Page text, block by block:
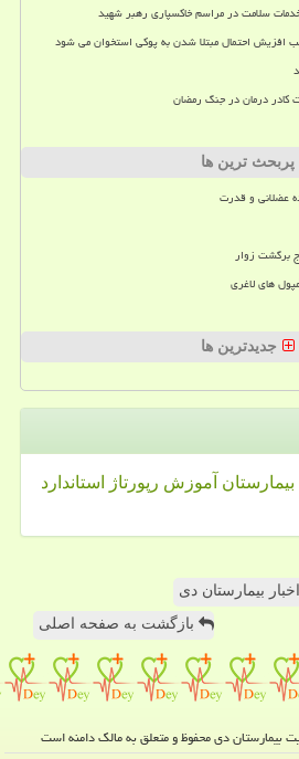
سلامت در مراسم خاکسپاری رهبر شهید
افزیش احتمال مبتلا شدن به پوکی استخوان می شود
کادر درمان در جنگ رمضان
پربحث ترین ها
عضلانی و قدرت
برگشت زوار
های لاغری
جدیدترین ها
بیمارستان آموزش رپورتاژ
استاندارد
اخبار بیمارستان دی
بازگشت به صفحه اصلی